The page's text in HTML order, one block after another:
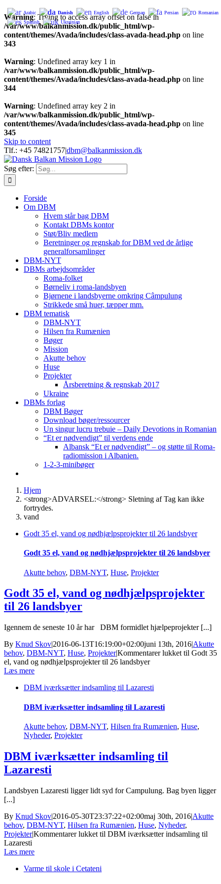
Warning: Trying to access array offset on false in
/var/www/balkanmission.dk/public_html/wp-
content/themes/Avada/includes/class-avada-head.php on line
343
Warning: Undefined array key 1 in
/var/www/balkanmission.dk/public_html/wp-
content/themes/Avada/includes/class-avada-head.php on line
344
Warning: Undefined array key 2 in
/var/www/balkanmission.dk/public_html/wp-
content/themes/Avada/includes/class-avada-head.php on line
345
Skip to content
Tlf.: +45 74821757|dbm@balkanmission.dk
Søg efter:
Forside
Om DBM
Hvem står bag DBM
Kontakt DBMs kontor
Støt/Bliv medlem
Beretninger og regnskab for DBM ved de årlige
generalforsamlinger
DBM-NYT
DBMs arbejdsområder
Roma-folket
Børneliv i roma-landsbyen
Bjørnene i landsbyerne omkring Câmpulung
Strikkede små huer, tæpper mm.
DBM tematisk
DBM-NYT
Hilsen fra Rumænien
Bøger
Mission
Akutte behov
Huse
Projekter
Årsberetning & regnskab 2017
Ukraine
DBMs forlag
DBM Bøger
Download bøger/ressourcer
Un singur lucru trebuie – Daily Devotions in Romanian
“Et er nødvendigt” til verdens ende
Albansk “Et er nødvendigt” – og støtte til Roma-
radiomission i Albanien.
1-2-3-minibøger
Hjem
<strong>ADVARSEL:</strong> Sletning af Tag kan ikke
fortrydes.
vand
Godt 35 el, vand og nødhjælpsprojekter til 26 landsbyer
Godt 35 el, vand og nødhjælpsprojekter til 26 landsbyer
Akutte behov, DBM-NYT, Huse, Projekter
Godt 35 el, vand og nødhjælpsprojekter
til 26 landsbyer
Igennem de seneste 10 år har DBM formidlet hjælpeprojekter [...]
By Knud Skov|2016-06-13T16:19:00+02:00juni 13th, 2016|Akutte
behov, DBM-NYT, Huse, Projekter|Kommentarer lukket til Godt 35
el, vand og nødhjælpsprojekter til 26 landsbyer
Læs mere
DBM iværksætter indsamling til Lazaresti
DBM iværksætter indsamling til Lazaresti
Akutte behov, DBM-NYT, Hilsen fra Rumænien, Huse,
Nyheder, Projekter
DBM iværksætter indsamling til
Lazaresti
Landsbyen Lazaresti ligger lidt syd for Campulung. Bag byen ligger
[...]
By Knud Skov|2016-05-30T23:37:22+02:00maj 30th, 2016|Akutte
behov, DBM-NYT, Hilsen fra Rumænien, Huse, Nyheder,
Projekter|Kommentarer lukket til DBM iværksætter indsamling til
Lazaresti
Læs mere
Varme til skole i Cetateni
Arabic Danish English German Persian
Romanian
Spanish
Ukrainian